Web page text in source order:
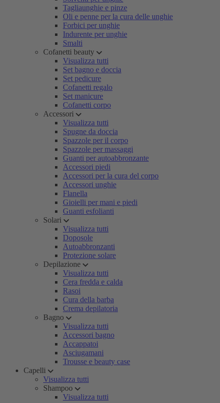
Tagliaunghie e pinze
Oli e penne per la cura delle unghie
Forbici per unghie
Indurente per unghie
Smalti
Cofanetti beauty
Visualizza tutti
Set bagno e doccia
Set pedicure
Cofanetti regalo
Set manicure
Cofanetti corpo
Accessori
Visualizza tutti
Spugne da doccia
Spazzole per il corpo
Spazzole per massaggi
Guanti per autoabbronzante
Accessori piedi
Accessori per la cura del corpo
Accessori unghie
Flanella
Gioielli per mani e piedi
Guanti esfolianti
Solari
Visualizza tutti
Doposole
Autoabbronzanti
Protezione solare
Depilazione
Visualizza tutti
Cera fredda e calda
Rasoi
Cura della barba
Crema depilatoria
Bagno
Visualizza tutti
Accessori bagno
Accappatoi
Asciugamani
Trousse e beauty case
Capelli
Visualizza tutti
Shampoo
Visualizza tutti